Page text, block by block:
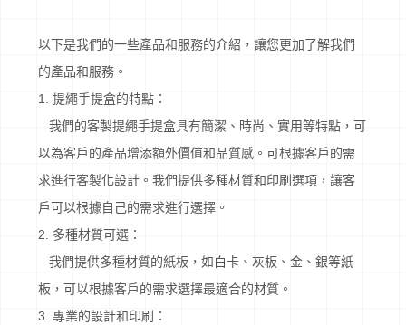
以下是我們的一些產品和服務的介紹，讓您更加了解我們
的產品和服務。
1. 提繩手提盒的特點：
我們的客製提繩手提盒具有簡潔、時尚、實用等特點，可
以為客戶的產品增添額外價值和品質感。可根據客戶的需
求進行客製化設計。我們提供多種材質和印刷選項，讓客
戶可以根據自己的需求進行選擇。
2. 多種材質可選：
我們提供多種材質的紙板，如白卡、灰板、金、銀等紙
板，可以根據客戶的需求選擇最適合的材質。
3. 專業的設計和印刷：